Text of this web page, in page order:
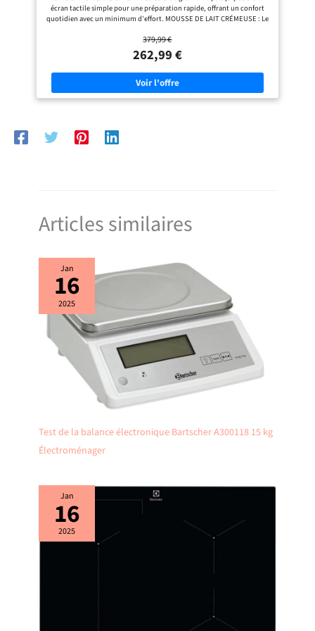
pur plaisir.
écran tactile simple pour une préparation rapide, offrant un confort
quotidien avec un minimum d'effort. MOUSSE DE LAIT CRÉMEUSE : Le
parfaite pour les cappuccinos et les cafés au lait. SPÉCIALITÉS DE CAFÉ
PERSONNALISABLES : Ajustez facilement la taille de la mouture,
l'intensité du café, la quantité et la température selon vos préférences
personnelles. NETTOYAGE FACILE : Le mousseur à lait classique ne
comprend que deux pièces et elles sont compatibles lave-vaisselle, ce
qui rend le nettoyage quotidien rapide et sans contrainte. COMPATIBLE
FILTRE AQUACLEAN : Réduit la formation de calcaire, minimisant le
379,99 €
262,99 €
Articles similaires
Jan
16
2025
Test de la balance électronique Bartscher A300118 15 kg
Électroménager
Jan
16
2025